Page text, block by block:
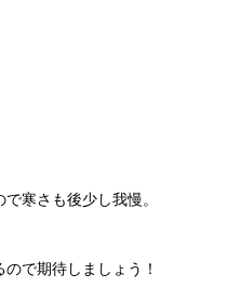
寒さも後少し我慢。
で期待しましょう！